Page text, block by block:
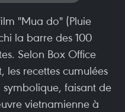
"Mua do" (Pluie
la barre des 100
Selon Box Office
les recettes cumulées
faisant de
vietnamienne à